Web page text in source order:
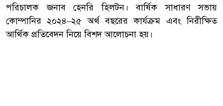
পরিচালক জনাব হেনরি হিলটন। বার্ষিক সাধারণ সভায়
কোম্পানির ২০২৪–২৫ অর্থ বছরের কার্যক্রম এবং নিরীক্ষিত
আর্থিক প্রতিবেদন নিয়ে বিশদ আলোচনা হয়।